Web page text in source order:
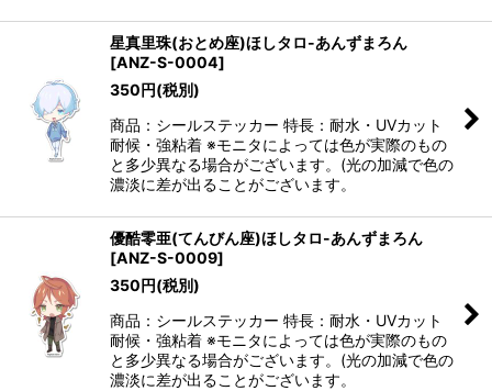
星真里珠(おとめ座)ほしタロ-あんずまろん
[ANZ-S-0004]
350円(税別)
商品：シールステッカー 特長：耐水・UVカット
耐候・強粘着 ※モニタによっては色が実際のもの
と多少異なる場合がございます。(光の加減で色の
濃淡に差が出ることがございます。
優酷零亜(てんびん座)ほしタロ-あんずまろん
[ANZ-S-0009]
350円(税別)
商品：シールステッカー 特長：耐水・UVカット
耐候・強粘着 ※モニタによっては色が実際のもの
と多少異なる場合がございます。(光の加減で色の
濃淡に差が出ることがございます。